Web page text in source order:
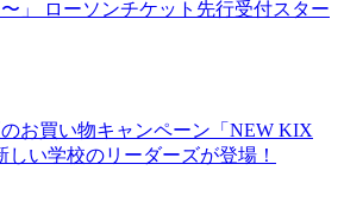
」 ローソンチケット先行受付スター
お買い物キャンペーン「NEW KIX
しい学校のリーダーズが登場！